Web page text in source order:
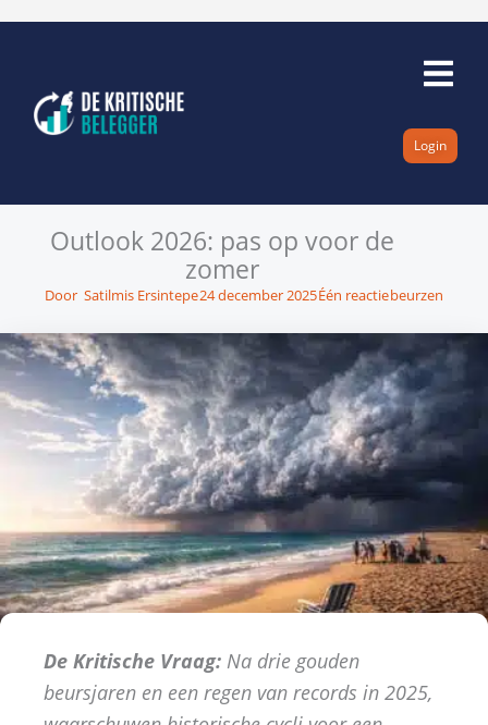
inhoud
Login
Outlook 2026: pas op voor de
zomer
Door Satilmis Ersintepe24 december 2025Één reactiebeurzen
De Kritische Vraag: Na drie gouden
beursjaren en een regen van records in 2025,